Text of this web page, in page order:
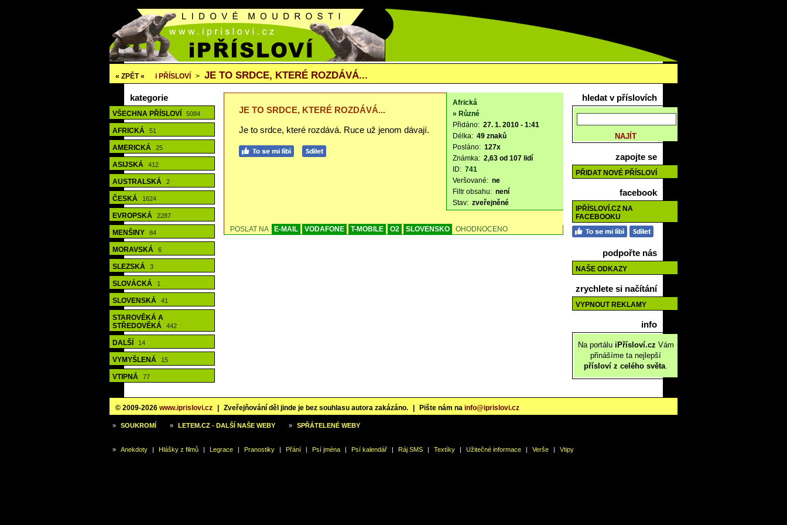
« ZPĚT « i PŘÍSLOVÍ > JE TO SRDCE, KTERÉ ROZDÁVÁ...
kategorie
VŠECHNA PŘÍSLOVÍ 5084
AFRICKÁ 51
AMERICKÁ 25
ASIJSKÁ 412
AUSTRALSKÁ 2
ČESKÁ 1624
EVROPSKÁ 2287
MENŠINY 84
MORAVSKÁ 6
SLEZSKÁ 3
SLOVÁCKÁ 1
SLOVENSKÁ 41
STAROVĚKÁ A
STŘEDOVĚKÁ
442
DALŠÍ 14
VYMYŠLENÁ 15
VTIPNÁ 77
JE TO SRDCE, KTERÉ ROZDÁVÁ...
Je to srdce, které rozdává. Ruce už jenom dávají.
Africká
» Různé
Přidáno: 27. 1. 2010 - 1:41
Délka: 49 znaků
Posláno: 127x
Známka: 2,63 od 107 lidí
ID: 741
Veršované: ne
Filtr obsahu: není
Stav: zveřejněné
POSLAT NA E-MAIL VODAFONE T-MOBILE O2 SLOVENSKO OHODNOCENO
hledat v příslovích
zapojte se
PŘIDAT NOVÉ PŘÍSLOVÍ
facebook
IPŘÍSLOVÍ.CZ NA
FACEBOOKU
podpořte nás
NAŠE ODKAZY
zrychlete si načítání
VYPNOUT REKLAMY
info
Na portálu iPřísloví.cz Vám
přinášíme ta nejlepší
přísloví z celého světa.
© 2009-2026 www.iprislovi.cz Zveřejňování děl jinde je bez souhlasu autora zakázáno. Pište nám na info@iprislovi.cz
» SOUKROMÍ » LETEM.CZ - DALŠÍ NAŠE WEBY » SPŘÁTELENÉ WEBY
» Anekdoty | Hlášky z filmů | Legrace | Pranostiky | Přání | Psí jména | Psí kalendář | Ráj SMS | Textíky | Užitečné informace | Verše | Vtipy